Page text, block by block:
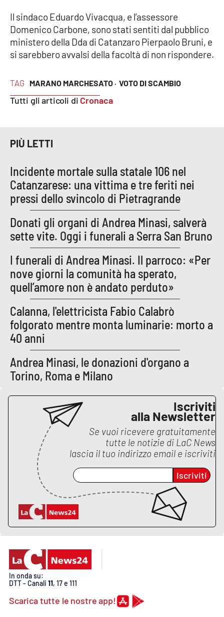
Crotone
Vibo Valentia
Reggio Calabria
Cosenza
PROGETTI
SPECIALI
Buona Sanità Calabria
LA
CALABRIAVISIONE
Destinazioni
Eventi
Food
Storie
LAC
NETWORK
Lacplay.it
Laconair.it
Lacitymag.it
Lacapitalenews.it
Ilreggino.it
Cosenzachannel.it
Ilvibonese.it
Catanzarochannel.it
TAG MARANO MARCHESATO · VOTO DI SCAMBIO
Tutti gli articoli di Cronaca
Il sindaco Eduardo Vivacqua, e l’assessore
Domenico Carbone, sono stati sentiti dal pubblico
ministero della Dda di Catanzaro Pierpaolo Bruni, e
si sarebbero avvalsi della facoltà di non rispondere.
PIÙ LETTI
Incidente mortale sulla statale 106 nel
Catanzarese: una vittima e tre feriti nei
pressi dello svincolo di Pietragrande
Donati gli organi di Andrea Minasi, salverà
sette vite. Oggi i funerali a Serra San Bruno
I funerali di Andrea Minasi. Il parroco: «Per
nove giorni la comunità ha sperato,
quell’amore non è andato perduto»
Calanna, l'elettricista Fabio Calabrò
folgorato mentre monta luminarie: morto a
40 anni
Andrea Minasi, le donazioni d'organo a
Torino, Roma e Milano
Iscriviti
alla Newsletter
Se vuoi ricevere gratuitamente
tutte le notizie di LaC News
lascia il tuo indirizzo email e iscriviti
Iscriviti
In onda su:
DTT - Canali 11, 17 e 111
Scarica tutte le nostre app!